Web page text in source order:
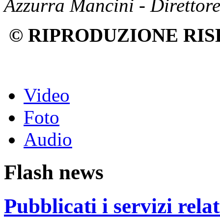
Azzurra Mancini -
© RIPRODUZIONE
Video
Foto
Audio
Flash news
Pubblicati i servizi